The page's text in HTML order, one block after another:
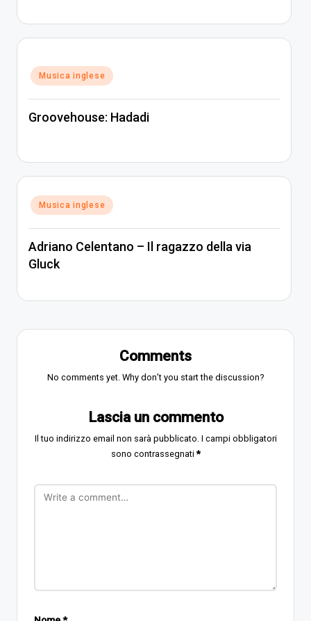
Posted
in
Musica inglese
Groovehouse: Hadadi
Posted
in
Musica inglese
Adriano Celentano – Il ragazzo della via
Gluck
Comments
No comments yet. Why don’t you start the discussion?
Lascia un commento
Il tuo indirizzo email non sarà pubblicato. I campi obbligatori
sono contrassegnati*